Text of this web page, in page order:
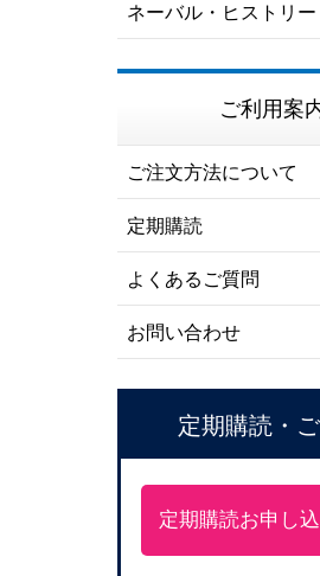
ネーバル・ヒストリ
ご利用案
ご注文方法について
定期購読
よくあるご質問
お問い合わせ
定期購読・
定期購読お申し